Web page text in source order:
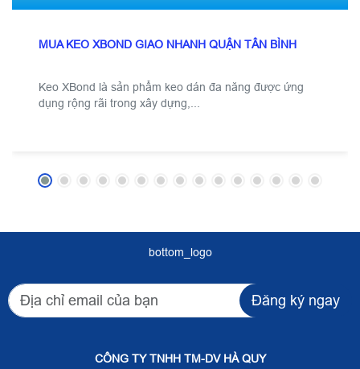
MUA KEO XBOND GIAO NHANH QUẬN TÂN BÌNH
Keo XBond là sản phẩm keo dán đa năng được ứng
dụng rộng rãi trong xây dựng,...
bottom_logo
Đăng ký ngay
CÔNG TY TNHH TM-DV HÀ QUY